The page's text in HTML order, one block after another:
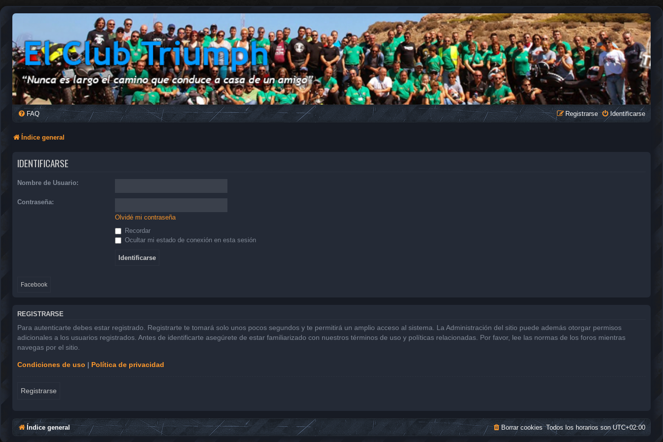
FAQ Identificarse
Registrarse
Índice general
IDENTIFICARSE
Nombre de Usuario:
Contraseña:
Olvidé mi contraseña
Recordar
Ocultar mi estado de conexión en esta sesión
Facebook
REGISTRARSE
Para autenticarte debes estar registrado. Registrarte te tomará solo unos pocos segundos y te permitirá un amplio acceso al sistema. La Administración del sitio puede además otorgar permisos
adicionales a los usuarios registrados. Antes de identificarte asegúrete de estar familiarizado con nuestros términos de uso y políticas relacionadas. Por favor, lee las normas de los foros mientras
navegas por el sitio.
Condiciones de uso | Política de privacidad
Registrarse
Índice general Todos los horarios sonUTC+02:00
Borrar cookies